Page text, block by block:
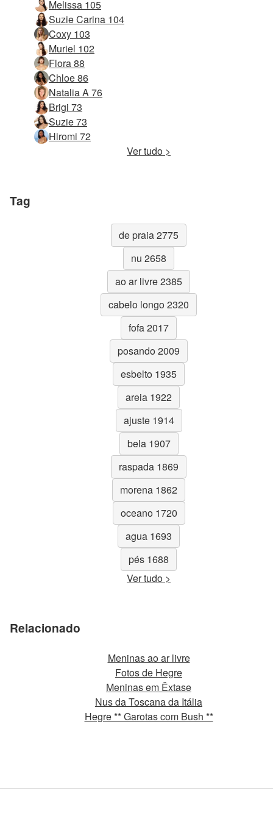
Melissa 105
Suzie Carina 104
Coxy 103
Muriel 102
Flora 88
Chloe 86
Natalia A 76
Brigi 73
Suzie 73
Hiromi 72
Ver tudo >
Tag
de praia 2775
nu 2658
ao ar livre 2385
cabelo longo 2320
fofa 2017
posando 2009
esbelto 1935
areia 1922
ajuste 1914
bela 1907
raspada 1869
morena 1862
oceano 1720
agua 1693
pés 1688
Ver tudo >
Relacionado
Meninas ao ar livre
Fotos de Hegre
Meninas em Êxtase
Nus da Toscana da Itália
Hegre ** Garotas com Bush **